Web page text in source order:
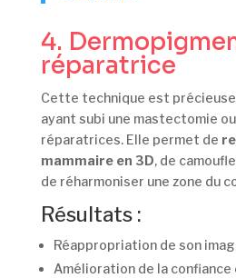
4.
réparatrice
Cette technique est
ayant subi une mastectomie
réparatrices. Elle permet de
mammaire en 3D, de
de réharmoniser une zone du
Résultats :
Réappropriation de son
Amélioration de la confiance